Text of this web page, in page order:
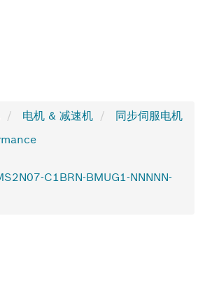
电机 & 减速机
同步伺服电机
C1BRN-BMUG1-NNNNN-